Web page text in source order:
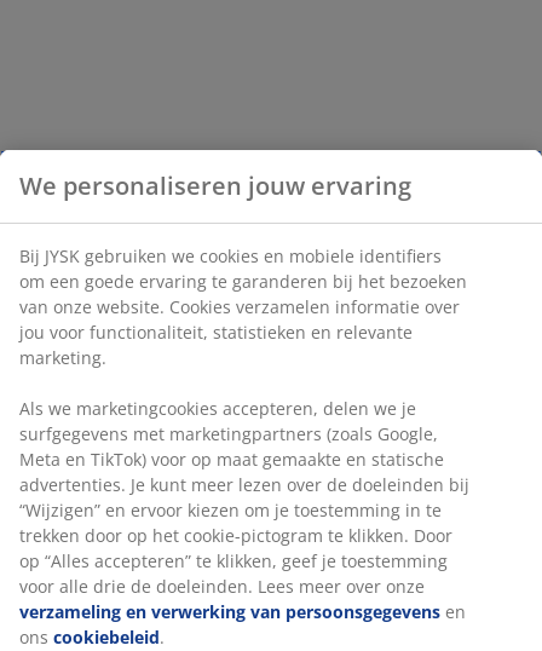
We personaliseren jouw ervaring
Bij JYSK gebruiken we cookies en mobiele identifiers
om een goede ervaring te garanderen bij het bezoeken
van onze website. Cookies verzamelen informatie over
jou voor functionaliteit, statistieken en relevante
marketing.
Als we marketingcookies accepteren, delen we je
surfgegevens met marketingpartners (zoals Google,
Meta en TikTok) voor op maat gemaakte en statische
advertenties. Je kunt meer lezen over de doeleinden bij
“Wijzigen” en ervoor kiezen om je toestemming in te
trekken door op het cookie-pictogram te klikken. Door
op “Alles accepteren” te klikken, geef je toestemming
voor alle drie de doeleinden. Lees meer over onze
verzameling en verwerking van persoonsgegevens en
ons cookiebeleid.